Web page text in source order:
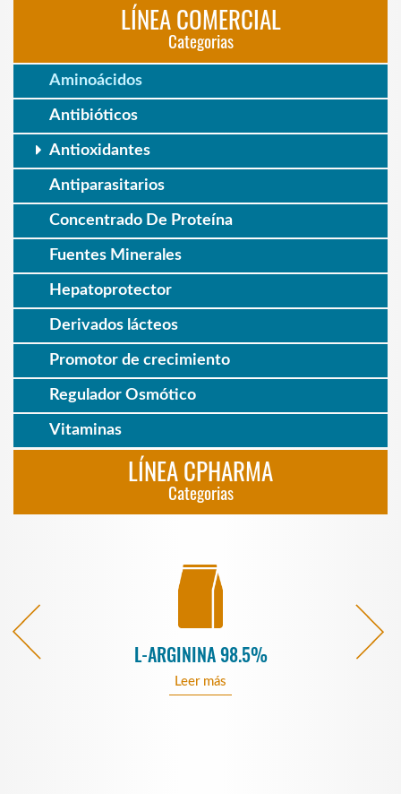
LÍNEA COMERCIAL
Categorias
Aminoácidos
Antibióticos
Antioxidantes
Antiparasitarios
Concentrado De Proteína
Fuentes Minerales
Hepatoprotector
Derivados lácteos
Promotor de crecimiento
Regulador Osmótico
Vitaminas
LÍNEA CPHARMA
Categorias
L-ARGININA 98.5%
Leer más